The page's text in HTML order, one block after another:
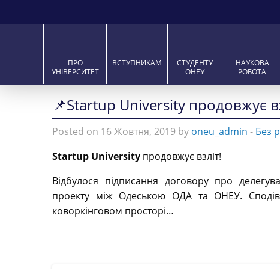
ПРО
УНІВЕРСИТЕТ
ВСТУПНИКАМ
СТУДЕНТУ
ОНЕУ
НАУКОВА
РОБОТА
📌Startup University продовжує
Posted on 16 Жовтня, 2019 by oneu_admin - Без
Startup University продовжує взліт!
Відбулося підписання договору про
проекту між Одеською ОДА та ОНЕУ.
коворкінговом просторі…